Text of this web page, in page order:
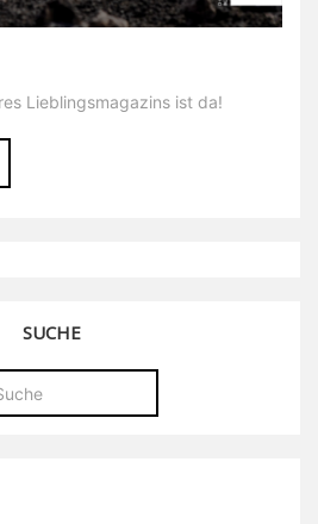
Lieblingsmagazins ist da!
SUCHE